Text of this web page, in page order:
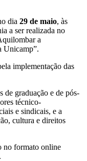
dia 29 de maio, às
a ser realizada no
a
Unicamp”.
implementação das
de graduação e de pós-
técnico-
e sindicais, e a
cultura e direitos
no formato online
.